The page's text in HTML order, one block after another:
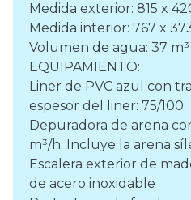
Medida exterior: 815 x
Medida interior: 767 x
Volumen de agua: 37 m³
EQUIPAMIENTO:
Liner de PVC azul con
espesor del liner: 75/100
Depuradora de arena
m³/h. Incluye la arena
Escalera exterior de
de acero inoxidable